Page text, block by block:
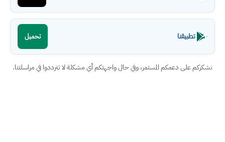
تطبيقنا تحميل
نشكركم على دعمكم المستمر، وفي حال واجهتكم أي مشكلة لا تترددوا في مراسلتنا.